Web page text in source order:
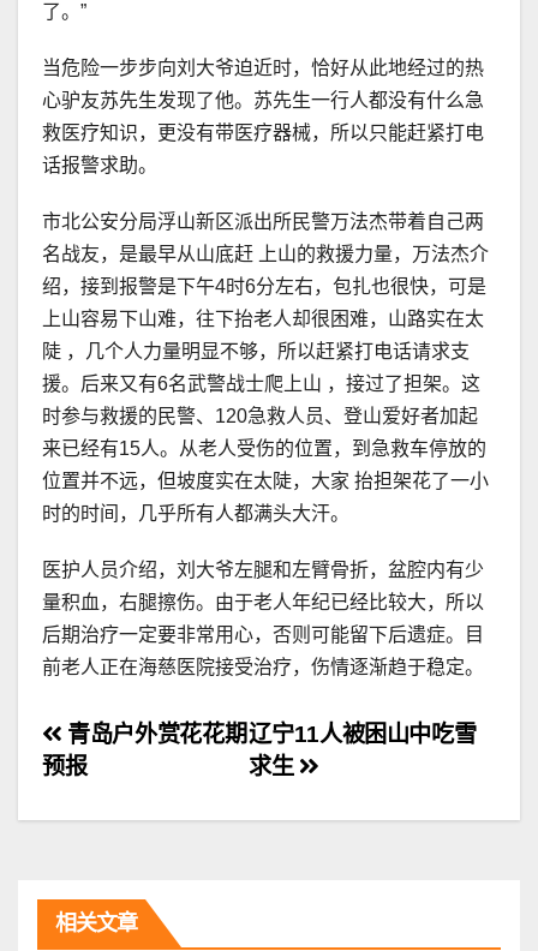
了。”
当危险一步步向刘大爷迫近时，恰好从此地经过的热
心驴友苏先生发现了他。苏先生一行人都没有什么急
救医疗知识，更没有带医疗器械，所以只能赶紧打电
话报警求助。
市北公安分局浮山新区派出所民警万法杰带着自己两
名战友，是最早从山底赶 上山的救援力量，万法杰介
绍，接到报警是下午4时6分左右，包扎也很快，可是
上山容易下山难，往下抬老人却很困难，山路实在太
陡 ，几个人力量明显不够，所以赶紧打电话请求支
援。后来又有6名武警战士爬上山 ，接过了担架。这
时参与救援的民警、120急救人员、登山爱好者加起
来已经有15人。从老人受伤的位置，到急救车停放的
位置并不远，但坡度实在太陡，大家 抬担架花了一小
时的时间，几乎所有人都满头大汗。
医护人员介绍，刘大爷左腿和左臂骨折，盆腔内有少
量积血，右腿擦伤。由于老人年纪已经比较大，所以
后期治疗一定要非常用心，否则可能留下后遗症。目
前老人正在海慈医院接受治疗，伤情逐渐趋于稳定。
文
章
航
辽宁11人被困山中吃雪
求生
青岛户外赏花花期
预报
相关文章